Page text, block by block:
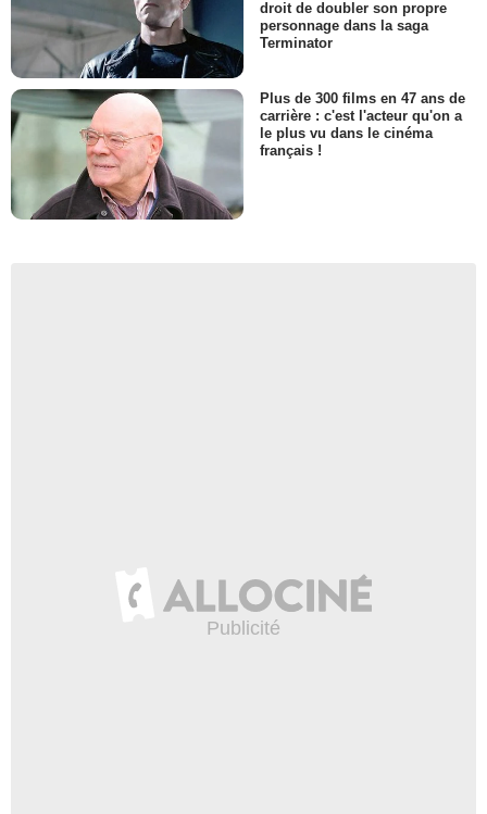
droit de doubler son propre
personnage dans la saga
Terminator
Plus de 300 films en 47 ans de
carrière : c'est l'acteur qu'on a
le plus vu dans le cinéma
français !